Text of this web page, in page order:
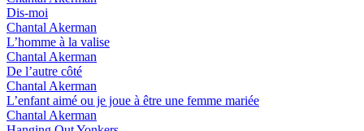
Dis-moi
Chantal Akerman
L’homme à la valise
Chantal Akerman
De l’autre côté
Chantal Akerman
L’enfant aimé ou je joue à être une femme mariée
Chantal Akerman